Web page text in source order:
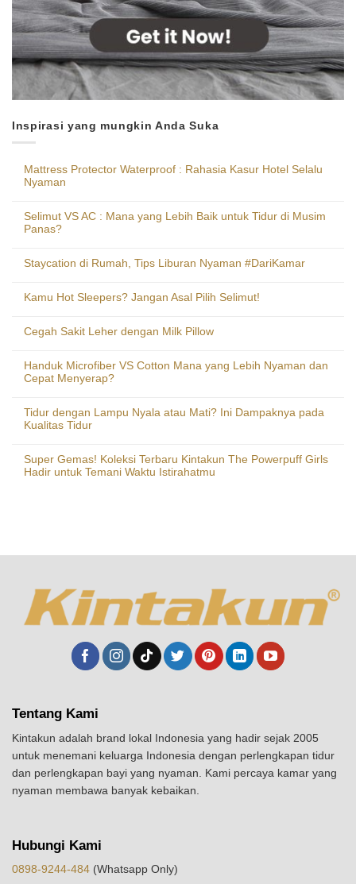
Inspirasi yang mungkin Anda Suka
Mattress Protector Waterproof : Rahasia Kasur Hotel Selalu
Nyaman
Selimut VS AC : Mana yang Lebih Baik untuk Tidur di Musim
Panas?
Staycation di Rumah, Tips Liburan Nyaman #DariKamar
Kamu Hot Sleepers? Jangan Asal Pilih Selimut!
Cegah Sakit Leher dengan Milk Pillow
Handuk Microfiber VS Cotton Mana yang Lebih Nyaman dan
Cepat Menyerap?
Tidur dengan Lampu Nyala atau Mati? Ini Dampaknya pada
Kualitas Tidur
Super Gemas! Koleksi Terbaru Kintakun The Powerpuff Girls
Hadir untuk Temani Waktu Istirahatmu
Tentang Kami
Kintakun adalah brand lokal Indonesia yang hadir sejak 2005
untuk menemani keluarga Indonesia dengan perlengkapan tidur
dan perlengkapan bayi yang nyaman. Kami percaya kamar yang
nyaman membawa banyak kebaikan.
Hubungi Kami
0898-9244-484 (Whatsapp Only)